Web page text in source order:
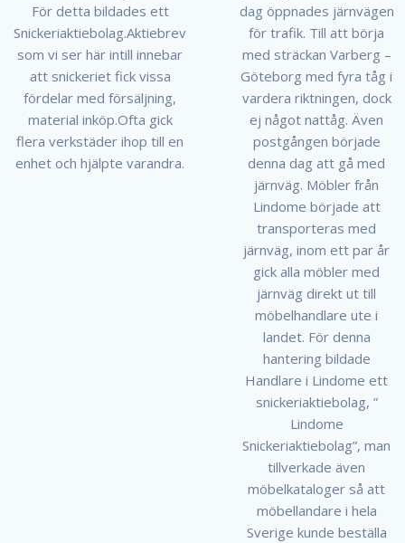
För detta bildades ett
Snickeriaktiebolag.Aktiebrev
som vi ser här intill innebar
att snickeriet fick vissa
fördelar med försäljning,
material inköp.Ofta gick
flera verkstäder ihop till en
enhet och hjälpte varandra.
dag öppnades järnvägen
för trafik. Till att börja
med sträckan Varberg –
Göteborg med fyra tåg i
vardera riktningen, dock
ej något nattåg. Även
postgången började
denna dag att gå med
järnväg. Möbler från
Lindome började att
transporteras med
järnväg, inom ett par år
gick alla möbler med
järnväg direkt ut till
möbelhandlare ute i
landet. För denna
hantering bildade
Handlare i Lindome ett
snickeriaktiebolag, ”
Lindome
Snickeriaktiebolag”, man
tillverkade även
möbelkataloger så att
möbellandare i hela
Sverige kunde beställa